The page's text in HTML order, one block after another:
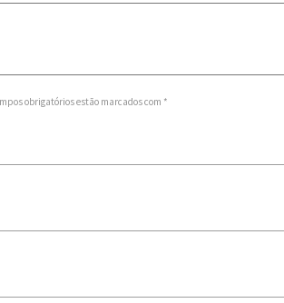
obrigatórios estão marcados com *